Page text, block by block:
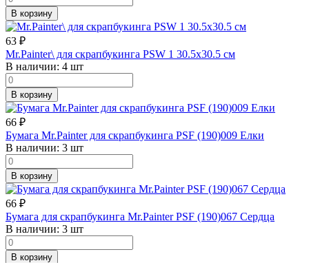
В корзину
63 ₽
Mr.Painter\ для скрапбукинга PSW 1 30.5х30.5 см
В наличии: 4 шт
В корзину
66 ₽
Бумага Mr.Painter для скрапбукинга PSF (190)009 Елки
В наличии: 3 шт
В корзину
66 ₽
Бумага для скрапбукинга Mr.Painter PSF (190)067 Сердца
В наличии: 3 шт
В корзину